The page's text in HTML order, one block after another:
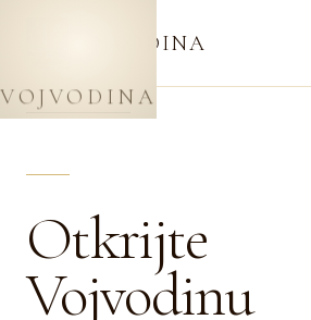
VOJVODINA
VOJVODINA
Otkrijte
Vojvodinu